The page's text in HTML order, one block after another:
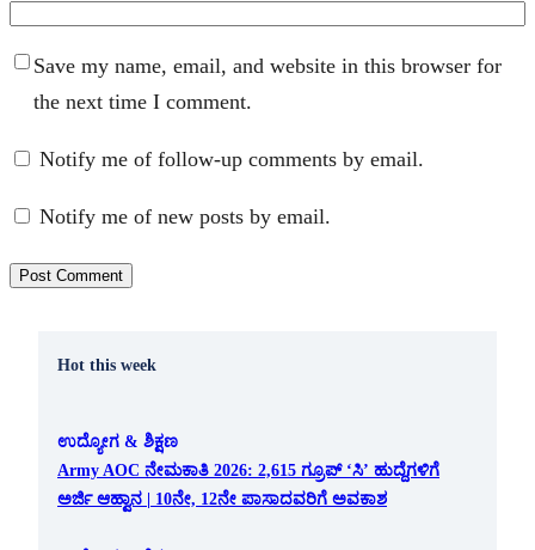
Save my name, email, and website in this browser for
the next time I comment.
Notify me of follow-up comments by email.
Notify me of new posts by email.
Hot this week
ಉದ್ಯೋಗ & ಶಿಕ್ಷಣ
Army AOC ನೇಮಕಾತಿ 2026: 2,615 ಗ್ರೂಪ್ ‘ಸಿ’ ಹುದ್ದೆಗಳಿಗೆ
ಅರ್ಜಿ ಆಹ್ವಾನ | 10ನೇ, 12ನೇ ಪಾಸಾದವರಿಗೆ ಅವಕಾಶ